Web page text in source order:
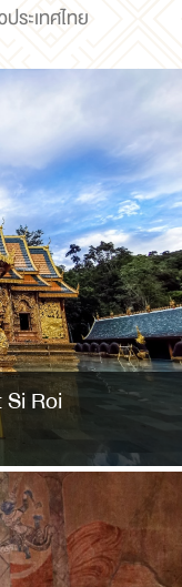
ระเทศไทย
Roi